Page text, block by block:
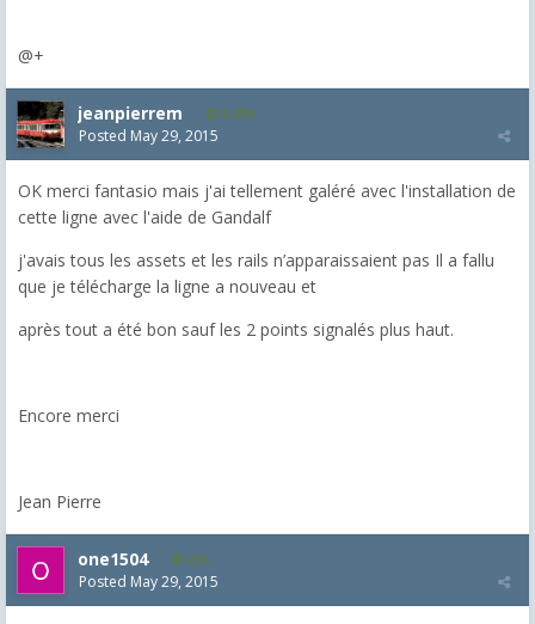
@+
jeanpierrem 5,986
Posted May 29, 2015
OK merci fantasio mais j'ai tellement galéré avec l'installation de
cette ligne avec l'aide de Gandalf
j'avais tous les assets et les rails n’apparaissaient pas Il a fallu
que je télécharge la ligne a nouveau et
après tout a été bon sauf les 2 points signalés plus haut.
Encore merci
Jean Pierre
one1504 236
Posted May 29, 2015